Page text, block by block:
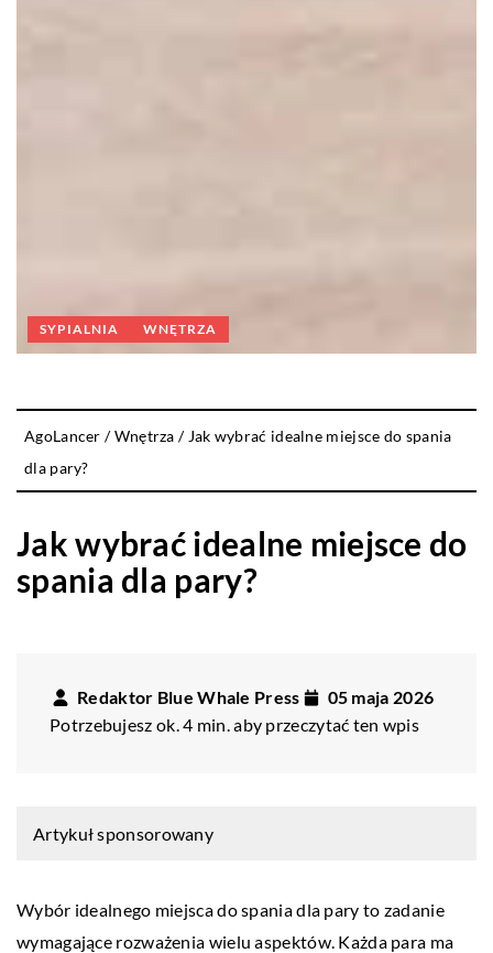
SYPIALNIA WNĘTRZA
AgoLancer /Wnętrza / Jak wybrać idealne miejsce do spania
dla pary?
Jak wybrać idealne miejsce do
spania dla pary?
Redaktor Blue Whale Press
05 maja 2026
Potrzebujesz ok. 4 min. aby przeczytać ten wpis
Artykuł sponsorowany
Wybór idealnego miejsca do spania dla pary to zadanie
wymagające rozważenia wielu aspektów. Każda para ma